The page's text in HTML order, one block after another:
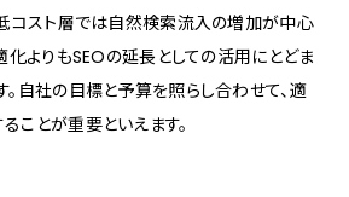
コスト層では自然検索流入の増加が中心
化よりもSEOの延長としての活用にとどま
自社の目標と予算を照らし合わせて、適
ことが重要といえます。